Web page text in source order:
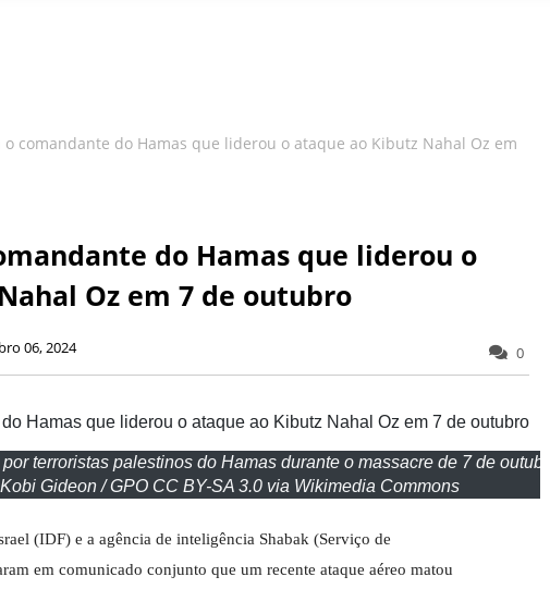
comandante do Hamas que liderou o ataque ao Kibutz Nahal Oz em
do Hamas que liderou o
Oz em 7 de outubro
06, 2024 0
terroristas palestinos do Hamas durante o massacre de 7 de outubro
Gideon / GPO CC BY-SA 3.0 via Wikimedia Commons
(IDF) e a agência de inteligência Shabak (Serviço de
em comunicado conjunto que um recente ataque aéreo matou